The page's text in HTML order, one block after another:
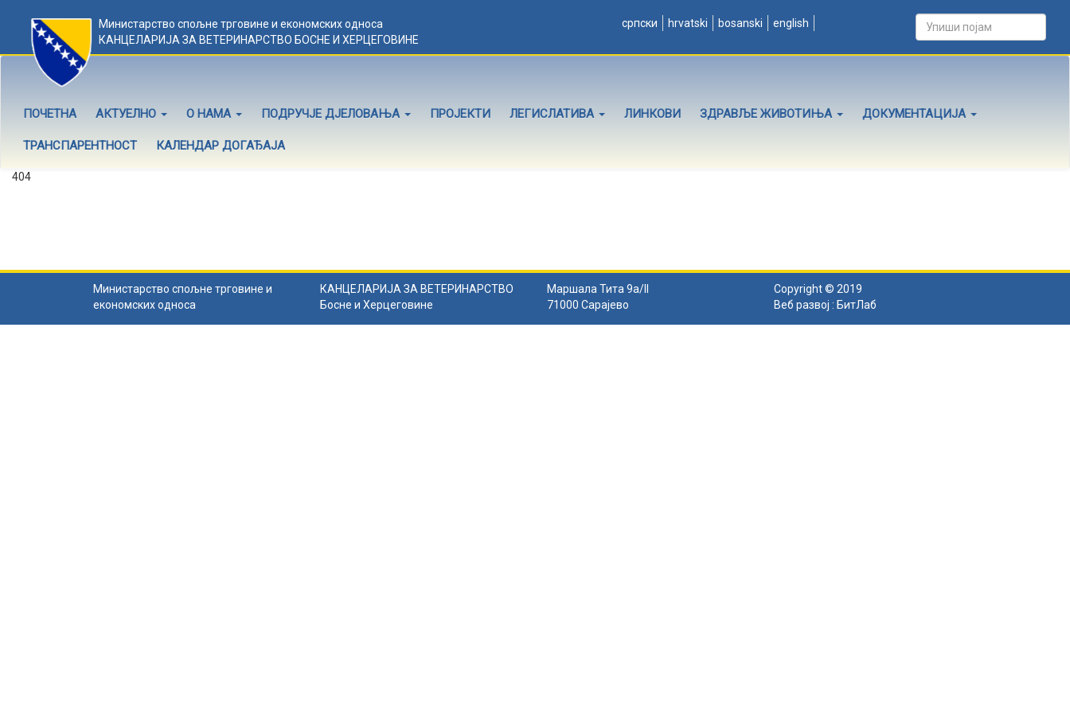
Министарство спољне трговине и економских односа
КАНЦЕЛАРИЈА ЗА ВЕТЕРИНАРСТВО БОСНЕ И ХЕРЦЕГОВИНЕ
српски hrvatski bosanski english
ПОЧЕТНА АКТУЕЛНО О НАМА ПОДРУЧЈЕ ДЈЕЛОВАЊА ПРОЈЕКТИ ЛЕГИСЛАТИВА ЛИНКОВИ ЗДРАВЉЕ ЖИВОТИЊА ДОКУМЕНТАЦИЈА
ТРАНСПАРЕНТНОСТ КАЛЕНДАР ДОГАЂАЈА
404
Министарство спољне трговине и
економских односа
КАНЦЕЛАРИЈА ЗА ВЕТЕРИНАРСТВО
Босне и Херцеговине
Маршала Тита 9а/II
71000 Сарајево
Copyright © 2019
Веб развој : БитЛаб